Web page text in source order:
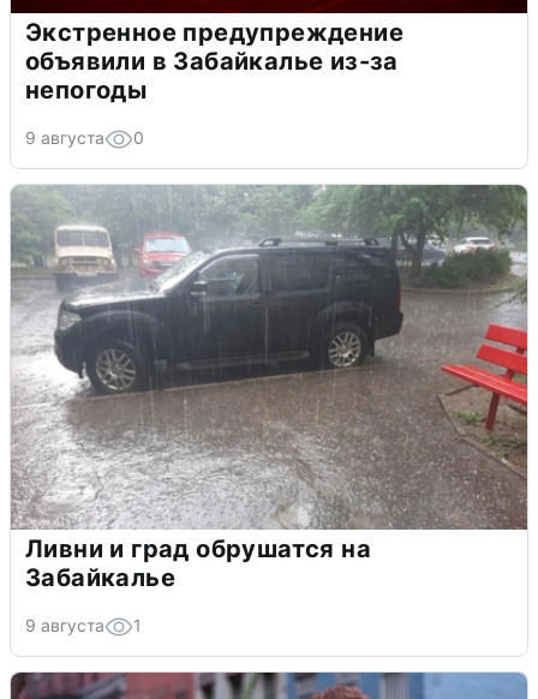
Экстренное предупреждение
объявили в Забайкалье из-за
непогоды
9 августа 0
Ливни и град обрушатся на
Забайкалье
9 августа 1